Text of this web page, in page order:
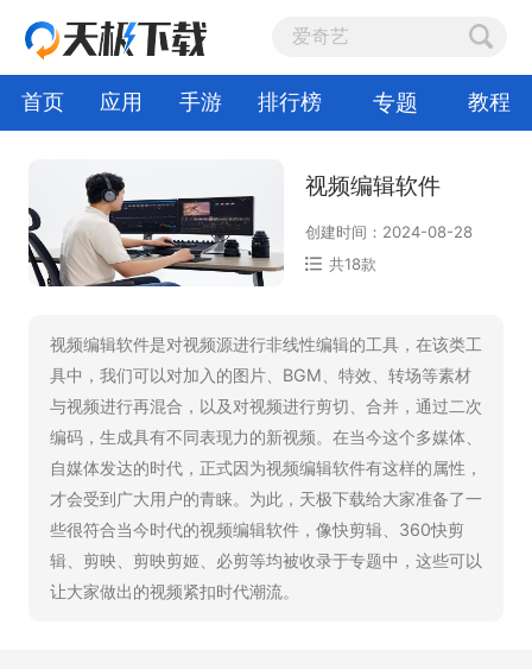
首页 应用 手游 排行榜 专题 教程
视频编辑软件
创建时间：2024-08-28
共18款
视频编辑软件是对视频源进行非线性编辑的工具，在该类工
具中，我们可以对加入的图片、BGM、特效、转场等素材
与视频进行再混合，以及对视频进行剪切、合并，通过二次
编码，生成具有不同表现力的新视频。在当今这个多媒体、
自媒体发达的时代，正式因为视频编辑软件有这样的属性，
才会受到广大用户的青睐。为此，天极下载给大家准备了一
些很符合当今时代的视频编辑软件，像快剪辑、360快剪
辑、剪映、剪映剪姬、必剪等均被收录于专题中，这些可以
让大家做出的视频紧扣时代潮流。